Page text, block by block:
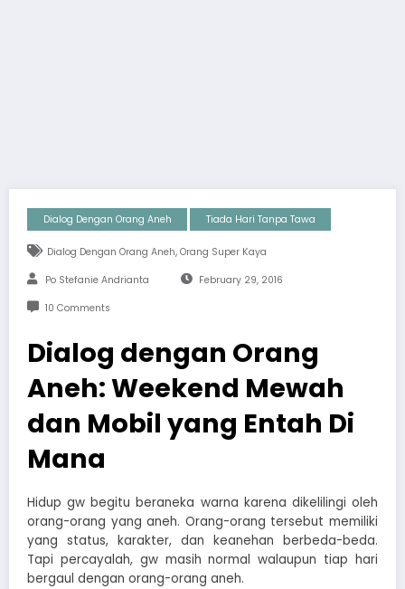
Dialog Dengan Orang Aneh Tiada Hari Tanpa Tawa
Dialog Dengan Orang Aneh, Orang Super Kaya
Po Stefanie Andrianta February 29, 2016
10 Comments
Dialog dengan Orang
Aneh: Weekend Mewah
dan Mobil yang Entah Di
Mana
Hidup gw begitu beraneka warna karena dikelilingi oleh
orang-orang yang aneh. Orang-orang tersebut memiliki
yang status, karakter, dan keanehan berbeda-beda.
Tapi percayalah, gw masih normal walaupun tiap hari
bergaul dengan orang-orang aneh.